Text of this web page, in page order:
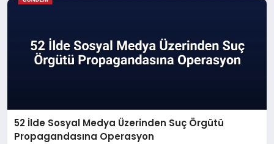
52 İlde Sosyal Medya Üzerinden Suç Örgütü
Propagandasına Operasyon